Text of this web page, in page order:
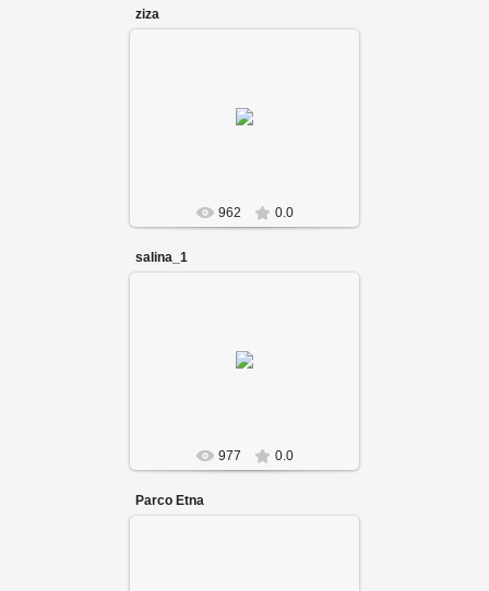
ziza
962 0.0
salina_1
977 0.0
Parco Etna